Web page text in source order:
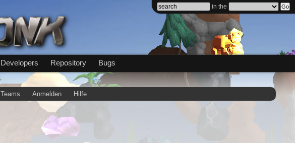
in the
Developers Repository Bugs
Teams Anmelden Hilfe